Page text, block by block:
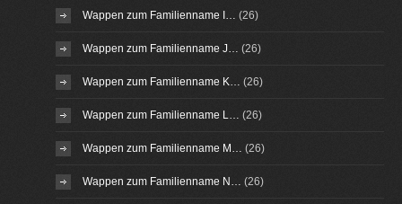
Wappen zum Familienname I… (26)
Wappen zum Familienname J… (26)
Wappen zum Familienname K… (26)
Wappen zum Familienname L… (26)
Wappen zum Familienname M… (26)
Wappen zum Familienname N… (26)